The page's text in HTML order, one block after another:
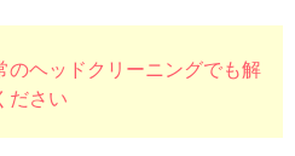
のヘッドクリーニングでも解
ださい